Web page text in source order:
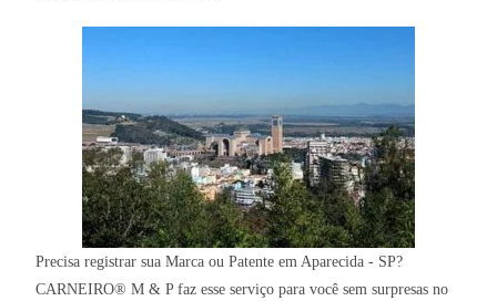
Precisa registrar sua Marca ou Patente em Aparecida - SP?
CARNEIRO® M & P faz esse serviço para você sem surpresas no